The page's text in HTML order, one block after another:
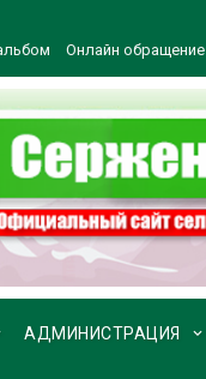
Онлайн обращение
АДМИНИСТРАЦИЯ